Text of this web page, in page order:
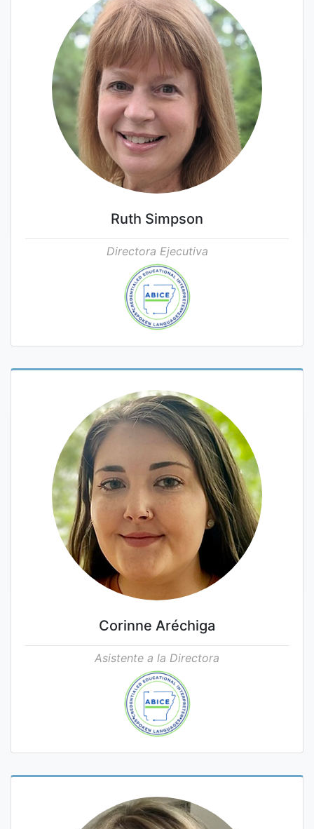
Ruth Simpson
Directora Ejecutiva
Corinne Aréchiga
Asistente a la Directora